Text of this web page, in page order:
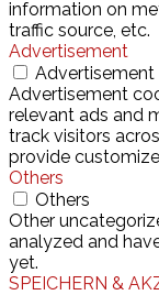
information on
traffic source, etc.
Advertisement
Advertisement
Advertisement
relevant ads and
track visitors
provide
Others
Others
Other
analyzed and
yet.
SPEICHERN &